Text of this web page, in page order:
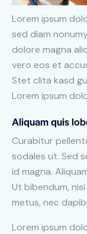
Lorem ipsum
sed diam
dolore magna
vero eos et
Stet clita kasd
Lorem ipsum
Aliquam quis
Curabitur
sodales ut. Sed
id magna.
Ut bibendum,
metus, nec
Lorem ipsum